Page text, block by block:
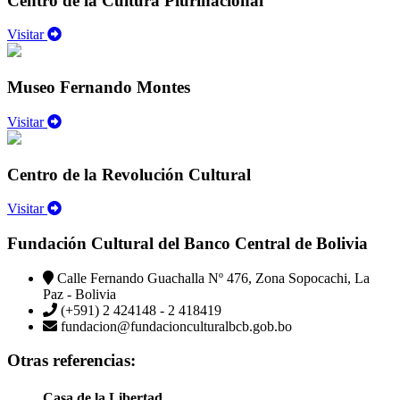
Visitar
Museo Fernando Montes
Visitar
Centro de la Revolución Cultural
Visitar
Fundación Cultural del Banco Central de Bolivia
Calle Fernando Guachalla Nº 476, Zona Sopocachi, La
Paz - Bolivia
(+591) 2 424148 - 2 418419
fundacion@fundacionculturalbcb.gob.bo
Otras referencias: